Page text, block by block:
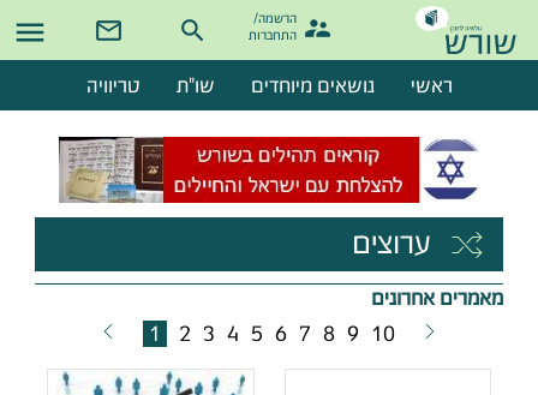

הרשמה/
התחברות
ראשי נושאים מיוחדים שו"ת טריוויה
ערוצים
מאמרים אחרונים
1
2 3 4 5 6 7 8 9 10